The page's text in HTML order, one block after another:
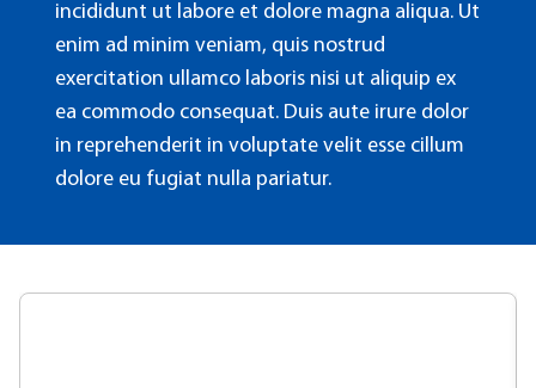
incididunt ut labore et dolore magna aliqua. Ut
enim ad minim veniam, quis nostrud
exercitation ullamco laboris nisi ut aliquip ex
ea commodo consequat. Duis aute irure dolor
in reprehenderit in voluptate velit esse cillum
dolore eu fugiat nulla pariatur.